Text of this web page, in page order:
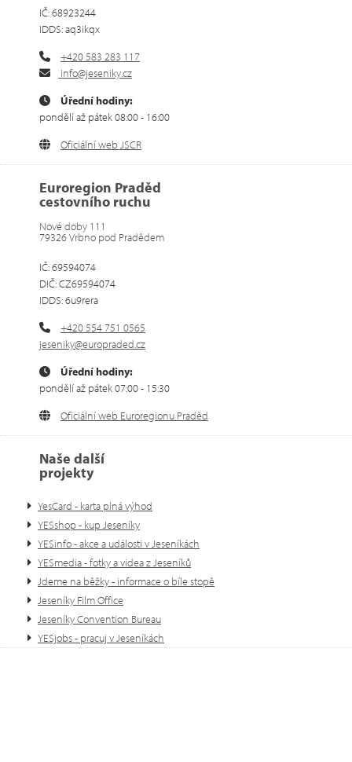
IČ: 68923244
IDDS: aq3ikqx
+420 583 283 117
info@jeseniky.cz
Úřední hodiny:
pondělí až pátek 08:00 - 16:00
Oficiální web JSCR
Euroregion Praděd
cestovního ruchu
Nové doby 111
79326 Vrbno pod Pradědem
IČ: 69594074
DIČ: CZ69594074
IDDS: 6u9rera
+420 554 751 0565
jeseniky@europraded.cz
Úřední hodiny:
pondělí až pátek 07:00 - 15:30
Oficiální web Euroregionu Praděd
Naše další
projekty
YesCard - karta plná výhod
YESshop - kup Jeseníky
YESinfo - akce a události v Jeseníkách
YESmedia - fotky a videa z Jeseníků
Jdeme na běžky - informace o bíle stopě
Jeseníky Film Office
Jeseníky Convention Bureau
YESjobs - pracuj v Jeseníkách